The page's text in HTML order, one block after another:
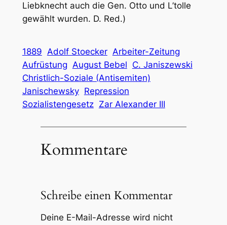
Liebknechtauch die Gen. Otto und L’tolle
gewählt wurden. D. Red.)
1889 Adolf Stoecker Arbeiter-Zeitung
Aufrüstung August Bebel C. Janiszewski
Christlich-Soziale (Antisemiten)
Janischewsky Repression
Sozialistengesetz Zar Alexander III
Kommentare
Schreibe einen Kommentar
Deine E-Mail-Adresse wird nicht